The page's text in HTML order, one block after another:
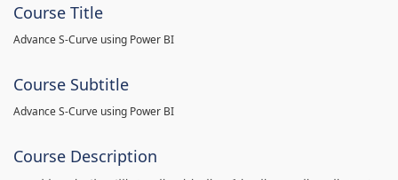
Course Title
Advance S-Curve using Power BI
Course Subtitle
Advance S-Curve using Power BI
Course Description